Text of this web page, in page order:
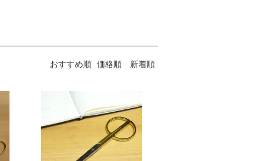
おすすめ順 価格順 新着順